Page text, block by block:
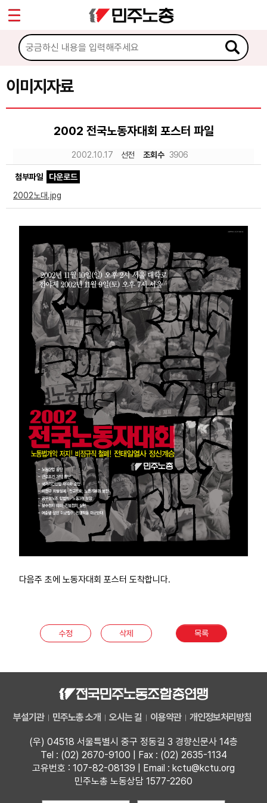
이미지자료
2002 전국노동자대회 포스터 파일
2002.10.17 선전 조회수 3906
첨부파일
다운로드
2002노대.jpg
다음주 초에 노동자대회 포스터 도착합니다.
수정 삭제 목록
부설기관 민주노총 소개 오시는 길 이용약관 개인정보처리방침
(우) 04518 서울특별시 중구 정동길 3 경향신문사 14층
Tel : (02) 2670-9100 | Fax : (02) 2635-1134
고유번호 : 107-82-08139 | Email : kctu@kctu.org
민주노총 노동상담 1577-2260
마이페이지
소개
소식
문서자료
미디어자료
카드뉴스
부설기관
Sketchbook5, 스케치북5
Sketchbook5, 스케치북5